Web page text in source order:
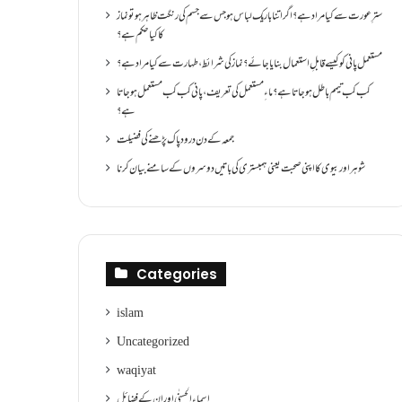
سترِ عورت سے کیا مراد ہے؟اگر اتنا باریک لباس ہو جس سے جسم کی رنگت ظاہر ہو تو نماز
کا کیا حکم ہے؟
مستعمل پانی کو کیسے قابلِ استعمال بنایا جائے؟ نماز کی شرائط ،طہارت سے کیا مراد ہے؟
کب کب تیمم باطل ہو جاتا ہے؟ ماءِ مستعمل کی تعریف ،پانی کب کب مستعمل ہو جاتا
ہے؟
جمعہ کے دن درود پاک پڑھنے کی فضیلت
شوہر اور بیوی کا اپنی صحبت یعنی ہمبستری کی باتیں دوسروں کے سامنے بیان کرنا
Categories
islam
Uncategorized
waqiyat